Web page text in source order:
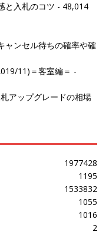
と入札のコツ - 48,014
ャンセル待ちの確率や確
11)＝客室編＝ -
アップグレードの相場
1977428
1195
1533832
1055
1016
2